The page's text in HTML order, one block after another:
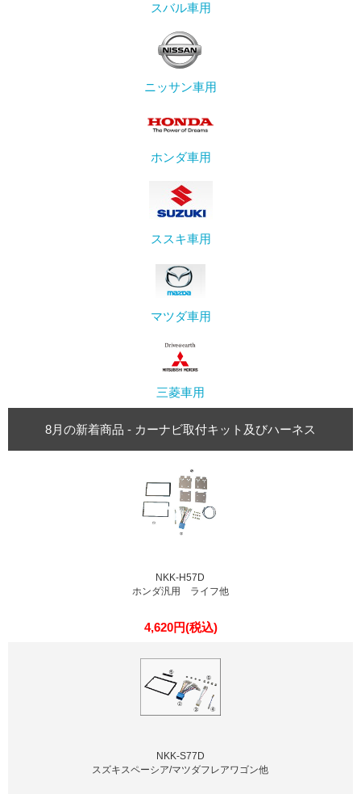
スバル車用
ニッサン車用
ホンダ車用
ススキ車用
マツダ車用
三菱車用
8月の新着商品 - カーナビ取付キット及びハーネス
NKK-H57D
ホンダ汎用 ライフ他
4,620円(税込)
NKK-S77D
スズキスペーシア/マツダフレアワゴン他